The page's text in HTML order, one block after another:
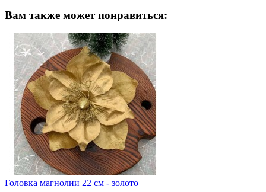
Вам также может понравиться:
Головка магнолии 22 см - золото